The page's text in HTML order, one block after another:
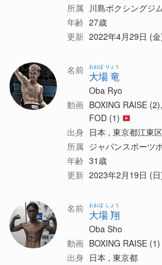
所属 川島ボクシングジ
年齢 27歳
更新 2022年4月29日 (
名前 大場 竜
おおば りょう
Oba Ryo
動画 BOXING RAISE
FOD (1)
出身 日本 , 東京都江東区
所属 ジャパンスポーツ
年齢 31歳
更新 2023年2月19日 (
名前 大場 翔
おおば しょう
Oba Sho
動画 BOXING RAISE (1)
出身 日本 , 東京都